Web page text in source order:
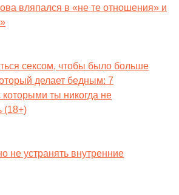
вляпался в «не те отношения» и
сексом, чтобы было больше
делает бедным: 7
которыми ты никогда не
(18+)
не устранять внутренние